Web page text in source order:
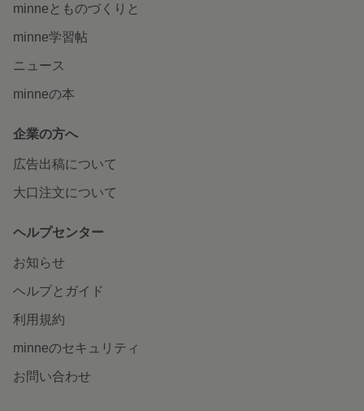
minneとものづくりと
minne学習帖
ニュース
minneの本
企業の方へ
広告出稿について
大口注文について
ヘルプセンター
お知らせ
ヘルプとガイド
利用規約
minneのセキュリティ
お問い合わせ